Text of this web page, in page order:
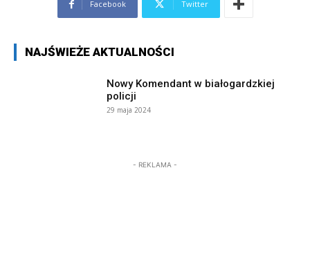
Facebook Twitter
NAJŚWIEŻE AKTUALNOŚCI
Nowy Komendant w białogardzkiej
policji
29 maja 2024
- REKLAMA -